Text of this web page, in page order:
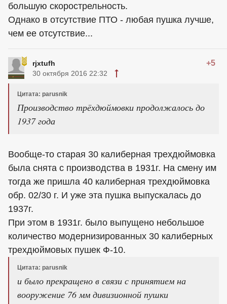
большую скорострельность.
Однако в отсутствие ПТО - любая пушка лучше,
чем ее отсутствие...
rjxtufh +5
30 октября 2016 22:32
Цитата: parusnik
Производство трёхдюймовки продолжалось до
1937 года
Вообще-то старая 30 калиберная трехдюймовка
была снята с производства в 1931г. На смену им
тогда же пришла 40 калиберная трехдюймовка
обр. 02/30 г. И уже эта пушка выпускалась до
1937г.
При этом в 1931г. было выпущено небольшое
количество модернизированных 30 калиберных
трехдюймовых пушек Ф-10.
Цитата: parusnik
и было прекращено в связи с принятием на
вооружение 76 мм дивизионной пушки